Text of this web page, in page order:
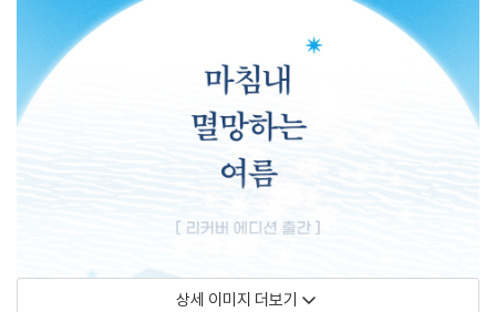
상세 이미지 더보기